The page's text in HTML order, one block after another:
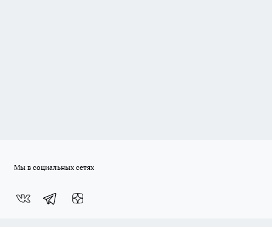
Мы в социальных сетях